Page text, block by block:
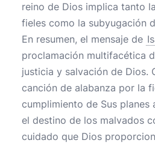
reino de Dios implica tanto
fieles como la subyugación
En resumen, el mensaje de
proclamación multifacética
justicia y salvación de Dios.
canción de alabanza por la
cumplimiento de Sus planes
el destino de los malvados
cuidado que Dios